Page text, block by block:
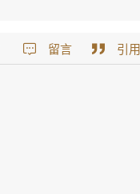
引用
留言